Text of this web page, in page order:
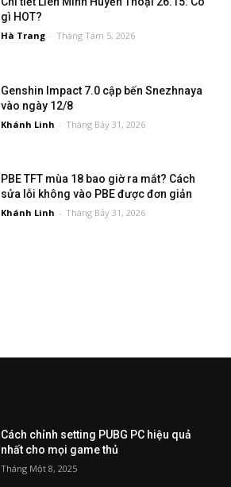
gì HOT?
Hà Trang - Tháng Tám 5, 2026
Genshin Impact 7.0 cập bến Snezhnaya
vào ngày 12/8
Khánh Linh - Tháng Bảy 31, 2026
PBE TFT mùa 18 bao giờ ra mắt? Cách
sửa lỗi không vào PBE được đơn giản
Khánh Linh - Tháng Bảy 31, 2026
Cách chỉnh setting PUBG PC hiệu quả
nhất cho mọi game thủ
Tháng Một 8, 2025